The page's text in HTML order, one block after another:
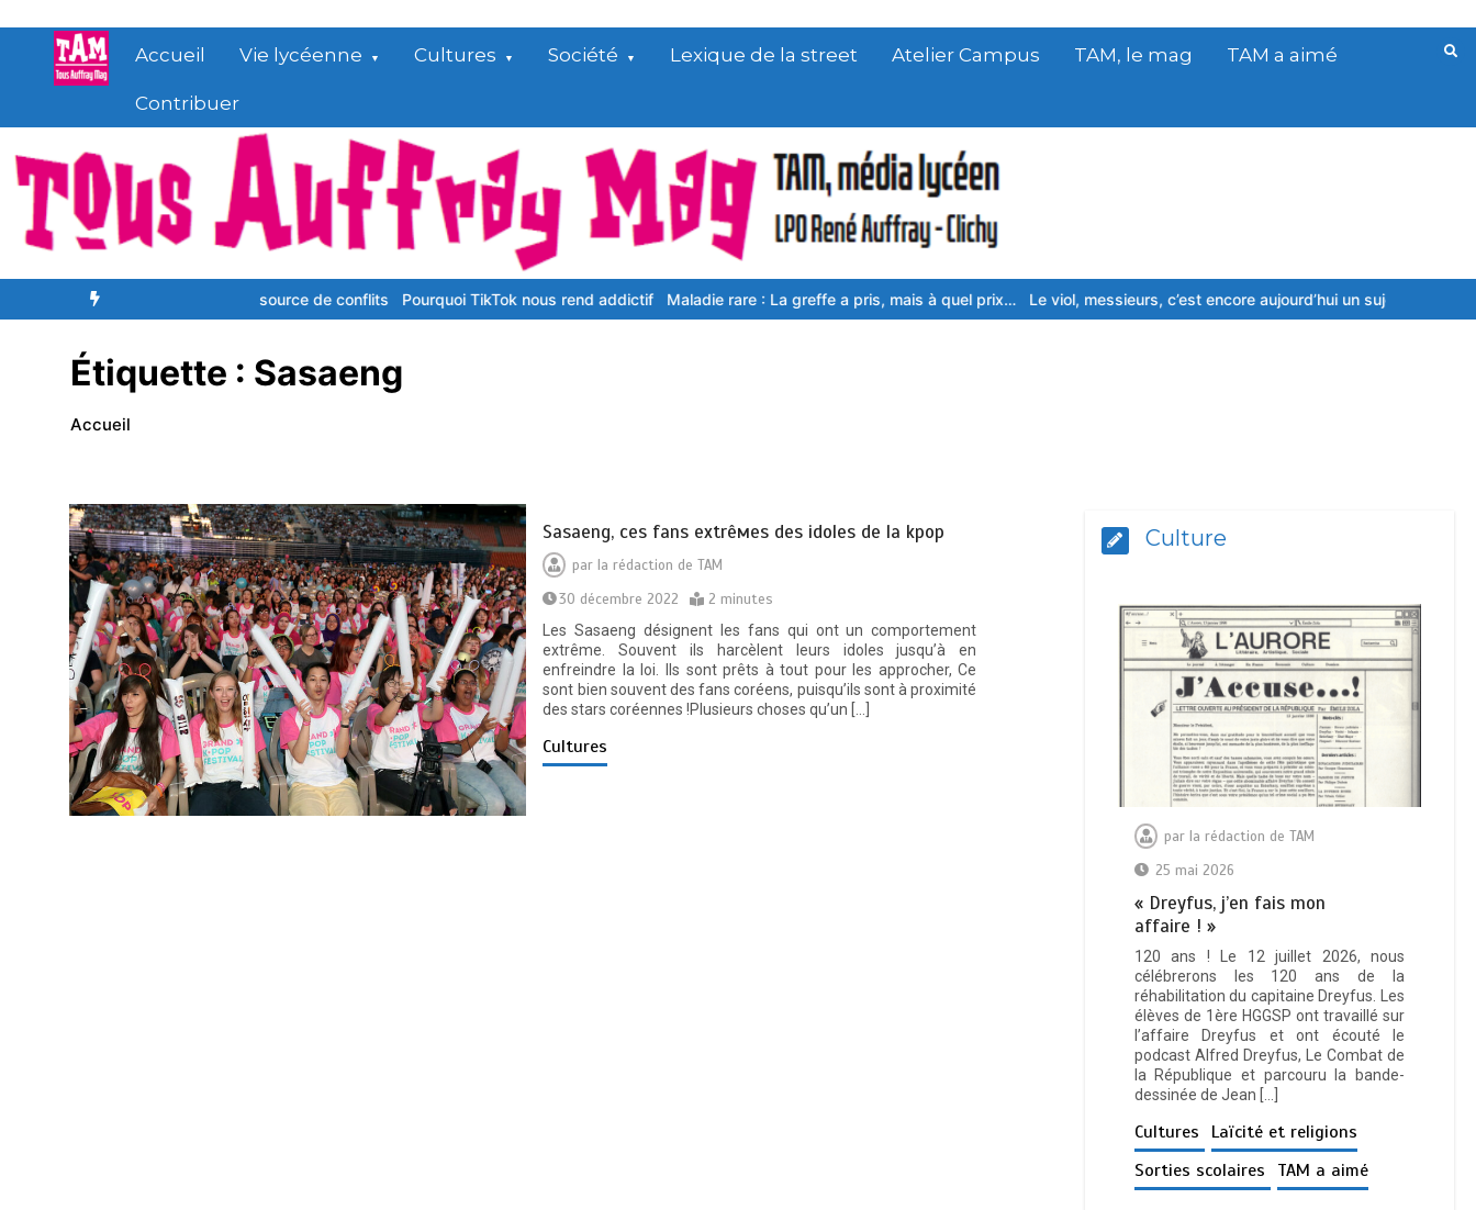
contenu
Accueil Vie lycéenne Cultures Société Lexique de la street Atelier Campus TAM, le mag TAM a aimé
Contribuer
les couples mixtes source de conflits Pourquoi TikTok nous rend addictif Maladie rare : La greffe a pris, mais à quel prix… Le viol, messieurs, c’est encore aujourd’hui un sujet délicat à aborder
Étiquette : Sasaeng
Accueil
Ѕаѕаеng, сеѕ fаnѕ ехtrêмеѕ dеѕ іdоlеѕ dе lа kрор
parla rédaction de TAM
30 décembre 2022
2 minutes
Les Sasaeng désignent les fans qui ont un comportement
extrême. Souvent ils harcèlent leurs idoles jusqu’à en
enfreindre la loi. Ils sont prêts à tout pour les approcher, Ce
sont bien souvent des fans coréens, puisqu’ils sont à proximité
des stars coréennes !Plusieurs choses qu’un […]
Cultures
Culture
par la rédaction de TAM
25 mai 2026
« Dreyfus, j’en fais mon
affaire ! »
120 ans ! Le 12 juillet 2026, nous
célébrerons les 120 ans de la
réhabilitation du capitaine Dreyfus. Les
élèves de 1ère HGGSP ont travaillé sur
l’affaire Dreyfus et ont écouté le
podcast Alfred Dreyfus, Le Combat de
la République et parcouru la bande-
dessinée de Jean […]
Cultures
Laïcité et religions
Sorties scolaires
TAM a aimé